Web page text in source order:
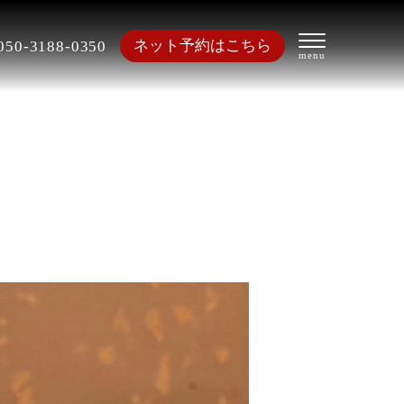
3188-0350 ネット予約はこちら